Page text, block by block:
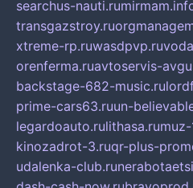
searchus-nauti.ru
transgazstroy.ru
xtreme-rp.ruwasdpvp.ru
orenferma.ruavtoservis-
backstage-682-music.ru
prime-cars63.ruun-
legardoauto.rulithasa.rumuz-
kinozadrot-3.ruqr-plus-
udalenka-club.ru